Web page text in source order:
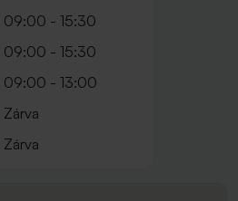
09:00 - 15:30
09:00 - 15:30
09:00 - 13:00
Zárva
Zárva